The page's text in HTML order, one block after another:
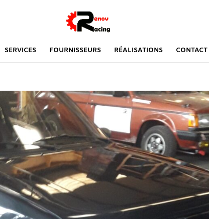
SERVICES FOURNISSEURS RÉALISATIONS CONTACT